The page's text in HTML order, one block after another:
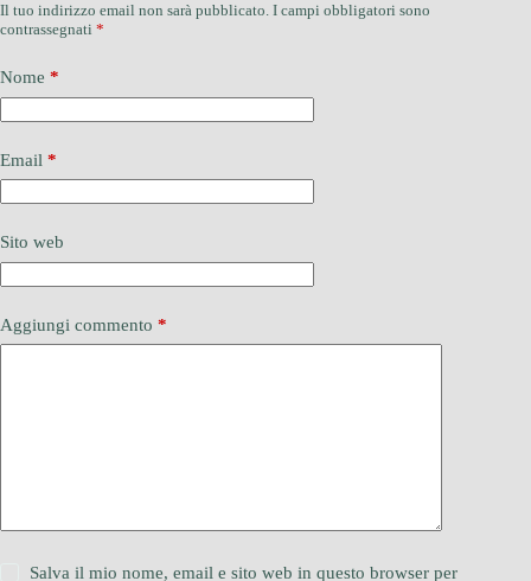
Il tuo indirizzo email non sarà pubblicato. I campi obbligatori sono
contrassegnati *
Nome *
Email *
Sito web
Aggiungi commento *
Salva il mio nome, email e sito web in questo browser per